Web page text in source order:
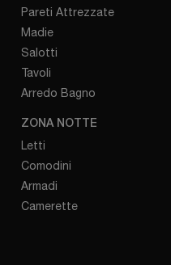
Pareti Attrezzate
Madie
Salotti
Tavoli
Arredo Bagno
ZONA NOTTE
Letti
Comodini
Armadi
Camerette